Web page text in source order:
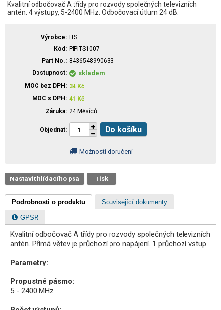
Kvalitní odbočovač A třídy pro rozvody společných televizních
antén. 4 výstupy, 5-2400 MHz. Odbočovací útlum 24 dB.
Výrobce
ITS
Kód
PIPITS1007
Part No.
8436548990633
Dostupnost
skladem
MOC bez DPH 34 Kč
MOC s DPH
41 Kč
Záruka 24 Měsíců
Objednat Do košíku
Možnosti doručení
Nastavit hlídacího psa Tisk
Podrobnosti o produktu Související dokumenty
GPSR
Kvalitní odbočovač A třídy pro rozvody společných televizních
antén. Přímá větev je průchozí pro napájení. 1 průchozí vstup.
Parametry:
Propustné pásmo:
5 - 2400 MHz